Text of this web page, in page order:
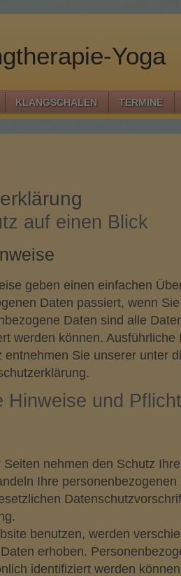
Yoga
KLANGSCHALEN TERMINE
auf einen Blick
geben einen einfachen
Daten passiert, wenn
Daten sind alle
werden können. Ausführliche
entnehmen Sie unserer unter
Hinweise und
nehmen den Schutz
Ihre
benutzen, werden
erhoben.
identifiziert werden